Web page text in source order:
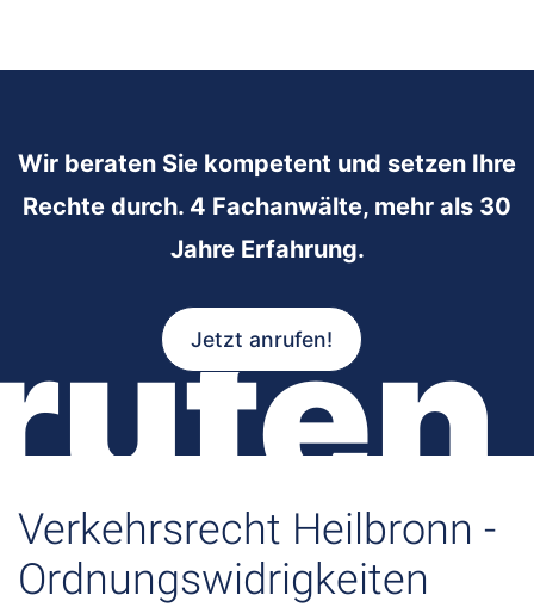
Wir beraten Sie kompetent und setzen Ihre
Rechte durch. 4 Fachanwälte, mehr als 30
Jahre Erfahrung.
Jetzt anrufen!
Verkehrsrecht Heilbronn -
Ordnungswidrigkeiten